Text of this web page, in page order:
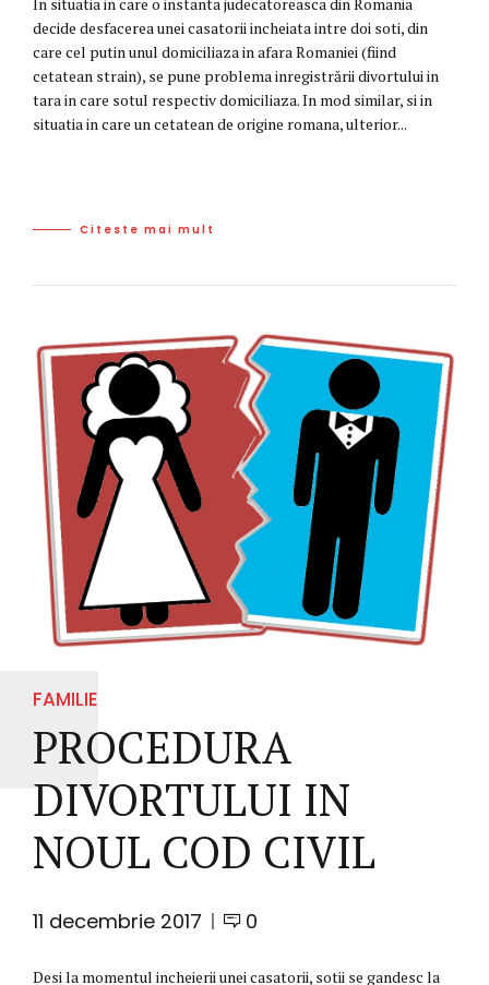
decide desfacerea unei casatorii incheiata intre doi soti, din
care cel putin unul domiciliaza in afara Romaniei (fiind
cetatean strain), se pune problema inregistrării divortului in
tara in care sotul respectiv domiciliaza. In mod similar, si in
situatia in care un cetatean de origine romana, ulterior...
Citeste mai mult
FAMILIE
PROCEDURA
DIVORTULUI IN
NOUL COD CIVIL
11 decembrie 2017 0
Desi la momentul incheierii unei casatorii, sotii se gandesc la